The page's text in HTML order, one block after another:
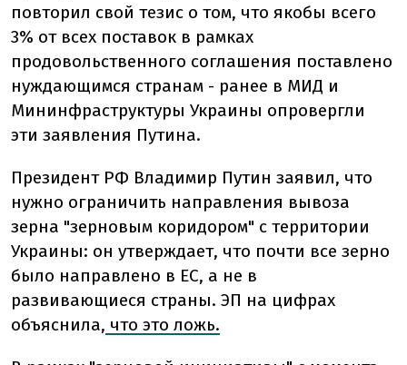
повторил свой тезис о том, что якобы всего
3% от всех поставок в рамках
продовольственного соглашения поставлено
нуждающимся странам - ранее в МИД и
Мининфраструктуры Украины опровергли
эти заявления Путина.
Президент РФ Владимир Путин заявил, что
нужно ограничить направления вывоза
зерна "зерновым коридором" с территории
Украины: он утверждает, что почти все зерно
было направлено в ЕС, а не в
развивающиеся страны. ЭП на цифрах
объяснила, что это ложь.